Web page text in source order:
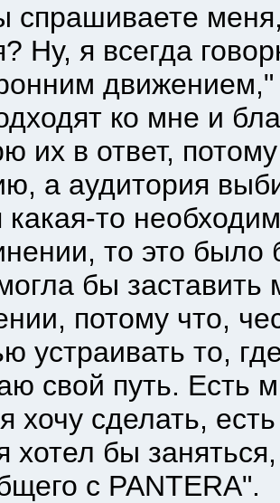
меня,
Ну, я всегда
движением,"
ко мне и
их в ответ,
а аудитория
какая-то
то это
бы заставить
потому что,
устраивать то,
свой путь. Есть
хочу сделать,
хотел бы
с PANTERA".